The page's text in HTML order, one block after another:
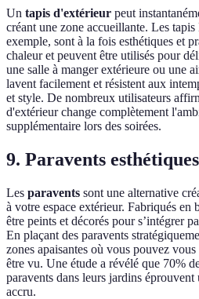
Un tapis d'extérieur peut
créant une zone accueillante. Les
exemple, sont à la fois esthétiques et
chaleur et peuvent être utilisés pour
une salle à manger extérieure ou une
lavent facilement et résistent aux
et style. De nombreux utilisateurs
d'extérieur change complètement
supplémentaire lors des soirées.
9. Paravents esthétiques
Les paravents sont une alternative
à votre espace extérieur. Fabriqués en
être peints et décorés pour s’intégrer
En plaçant des paravents
zones apaisantes où vous pouvez
être vu. Une étude a révélé que 70%
paravents dans leurs jardins
accru.